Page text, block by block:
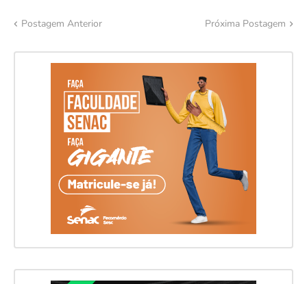
Postagem Anterior Próxima Postagem